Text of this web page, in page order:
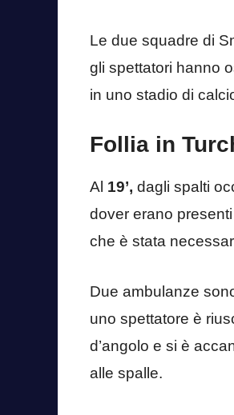
Le due squadre di
gli spettatori hanno
in uno stadio di
Follia in
Al 19’, dagli spalti
dover erano
che è stata
Due ambulanze
uno spettatore è
d’angolo e si è
alle spalle.